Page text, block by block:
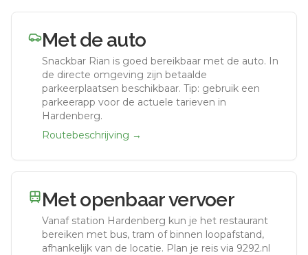
Met de auto
Snackbar Rian is goed bereikbaar met de auto. In
de directe omgeving zijn betaalde
parkeerplaatsen beschikbaar. Tip: gebruik een
parkeerapp voor de actuele tarieven in
Hardenberg.
Routebeschrijving →
Met openbaar vervoer
Vanaf station Hardenberg kun je het restaurant
bereiken met bus, tram of binnen loopafstand,
afhankelijk van de locatie. Plan je reis via 9292.nl